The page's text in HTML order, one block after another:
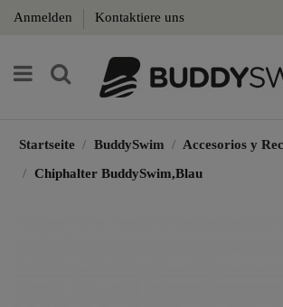
Anmelden Kontaktiere uns
Startseite BuddySwim
Accesorios y
Chiphalter BuddySwim,Blau